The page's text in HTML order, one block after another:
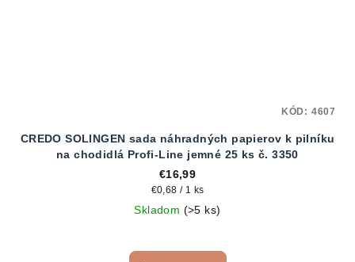
CREDO SOLINGEN sada náhradných papierov k pilníku
na chodidlá Profi-Line jemné 25 ks č. 3350
€16,99
Jednotková
cena:
€0,68 / 1 ks
Skladom (>5 ks)
KÓD: 4607